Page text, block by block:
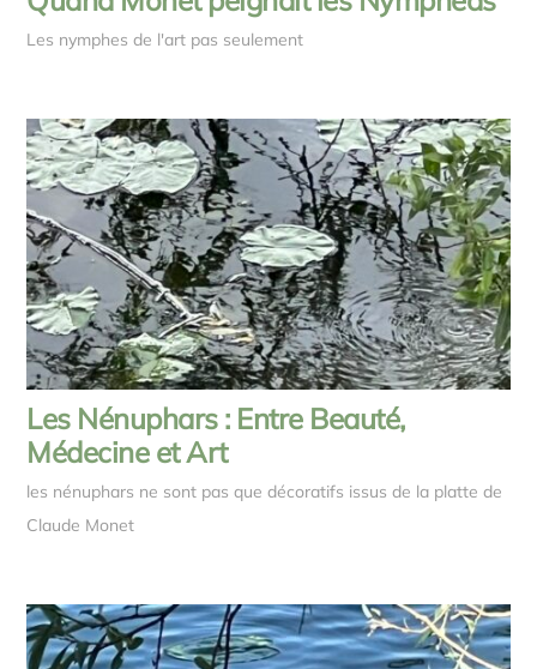
Les nymphes de l'art pas seulement
Les Nénuphars : Entre Beauté,
Médecine et Art
les nénuphars ne sont pas que décoratifs issus de la platte de
Claude Monet